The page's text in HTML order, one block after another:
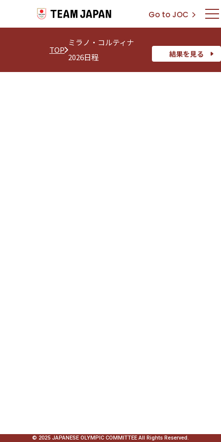
Go to JOC
TOP
ミラノ・コルティナ
2026日程
結果を見る
© 2025 JAPANESE OLYMPIC COMMITTEE All Rights Reserved.